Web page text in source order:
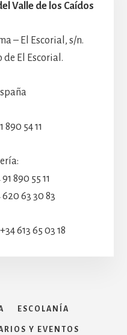
Valle de los Caídos
– El Escorial, s/n.
de El Escorial.
890 54 11
890 55 11
63 30 83
613 65 03 18
ESCOLANÍA
Y EVENTOS